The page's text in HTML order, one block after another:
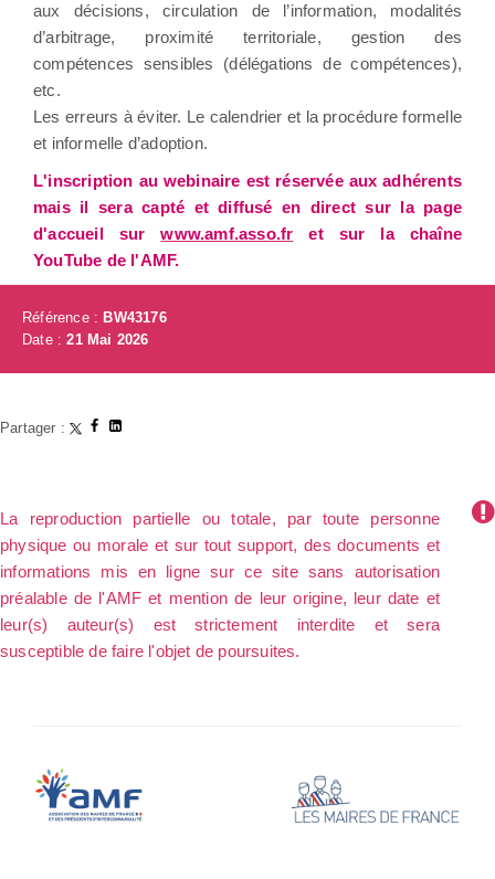
aux décisions, circulation de l’information, modalités
d’arbitrage, proximité territoriale, gestion des
compétences sensibles (délégations de compétences),
etc.
Les erreurs à éviter. Le calendrier et la procédure formelle
et informelle d’adoption.
L'inscription au webinaire est réservée aux adhérents
mais il sera capté et diffusé en direct sur la page
d'accueil surwww.amf.asso.fr et sur la chaîne
YouTube de l'AMF.
Référence : BW43176
Date :21 Mai 2026
Partager :
La reproduction partielle ou totale, par toute personne
physique ou morale et sur tout support, des documents et
informations mis en ligne sur ce site sans autorisation
préalable de l'AMF et mention de leur origine, leur date et
leur(s) auteur(s) est strictement interdite et sera
susceptible de faire l'objet de poursuites.